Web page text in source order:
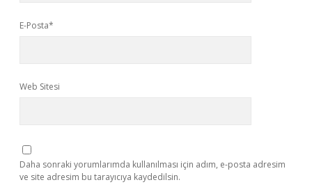
E-Posta*
Web Sitesi
Daha sonraki yorumlarımda kullanılması için adım, e-posta adresim
ve site adresim bu tarayıcıya kaydedilsin.